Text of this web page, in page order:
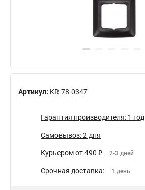
Артикул: KR-78-0347
Гарантия производителя: 1 год
Самовывоз: 2 дня
Курьером от 490 ₽ 2-3 дней
Срочная доставка: 1 день